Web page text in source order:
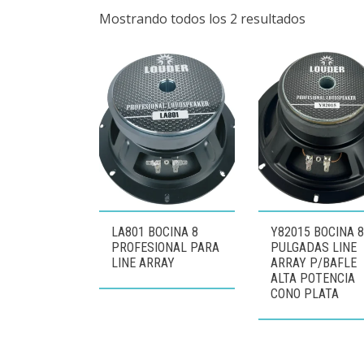
Mostrando todos los 2 resultados
LA801 BOCINA 8
PROFESIONAL PARA
LINE ARRAY
Y82015 BOCINA 8
PULGADAS LINE
ARRAY P/BAFLE
ALTA POTENCIA
CONO PLATA